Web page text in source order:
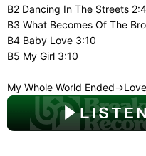
B2 Dancing In The Streets
B3 What Becomes Of The
B4 Baby Love 3:10
B5 My Girl 3:10
My Whole World